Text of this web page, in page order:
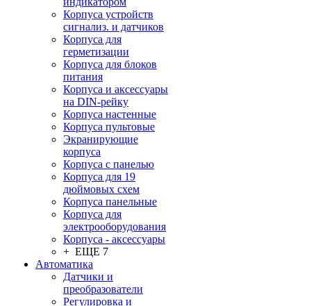
Корпуса устройств
сигнализ. и датчиков
Корпуса для
герметизации
Корпуса для блоков
питания
Корпуса и аксессуары
на DIN-рейку
Корпуса настенные
Корпуса пультовые
Экранирующие
корпуса
Корпуса с панелью
Корпуса для 19
дюймовых схем
Корпуса панельные
Корпуса для
электрооборудования
Корпуса - аксессуары
+ ЕЩЕ 7
Автоматика
Датчики и
преобразователи
Регулировка и